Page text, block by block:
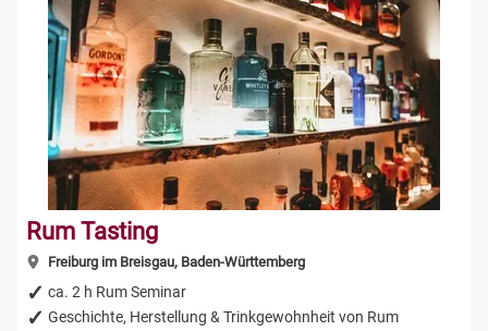
Rum Tasting
Freiburg im Breisgau, Baden-Württemberg
ca. 2 h Rum Seminar
Geschichte, Herstellung & Trinkgewohnheit von Rum